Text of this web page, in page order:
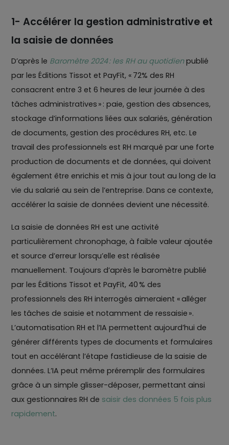
1- Accélérer la gestion administrative et
la saisie de données
D’après le Baromètre 2024 : les RH au quotidienpublié
par les Éditions Tissot et PayFit, « 72% des RH
consacrent entre 3 et 6 heures de leur journée à des
tâches administratives » : paie, gestion des absences,
stockage d’informations liées aux salariés, génération
de documents, gestion des procédures RH, etc. Le
travail des professionnels est RH marqué par une forte
production de documents et de données, qui doivent
également être enrichis et mis à jour tout au long de la
vie du salarié au sein de l’entreprise. Dans ce contexte,
accélérer la saisie de données devient une nécessité.
La saisie de données RH est une activité
particulièrement chronophage, à faible valeur ajoutée
et source d’erreur lorsqu’elle est réalisée
manuellement. Toujours d’après le baromètre publié
par les Éditions Tissot et PayFit, 40 % des
professionnels des RH interrogés aimeraient « alléger
les tâches de saisie et notamment de ressaisie ».
L’automatisation RH et l’IA permettent aujourd’hui de
générer différents types de documents et formulaires
tout en accélérant l’étape fastidieuse de la saisie de
données. L’IA peut même préremplir des formulaires
grâce à un simple glisser-déposer, permettant ainsi
aux gestionnaires RH de saisir des données 5 fois plus
rapidement.